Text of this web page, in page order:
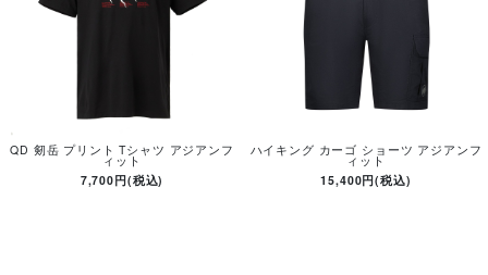
QD 剱岳 プリント Tシャツ アジアンフ
ィット
7,700円(税込)
ハイキング カーゴ ショーツ アジアンフ
ィット
15,400円(税込)